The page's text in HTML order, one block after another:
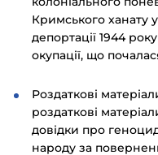
Кримського ханату
депортації 1944
окупації, що
Роздаткові
роздаткові
довідки про
народу за